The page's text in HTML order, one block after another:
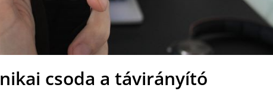
csoda a távirányító